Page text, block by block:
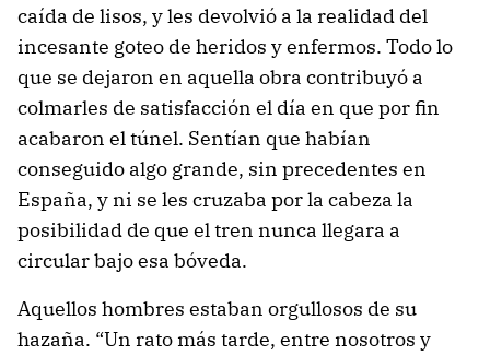
caída de lisos, y les devolvió a la realidad del
incesante goteo de heridos y enfermos. Todo lo
que se dejaron en aquella obra contribuyó a
colmarles de satisfacción el día en que por fin
acabaron el túnel. Sentían que habían
conseguido algo grande, sin precedentes en
España, y ni se les cruzaba por la cabeza la
posibilidad de que el tren nunca llegara a
circular bajo esa bóveda.
Aquellos hombres estaban orgullosos de su
hazaña. “Un rato más tarde, entre nosotros y